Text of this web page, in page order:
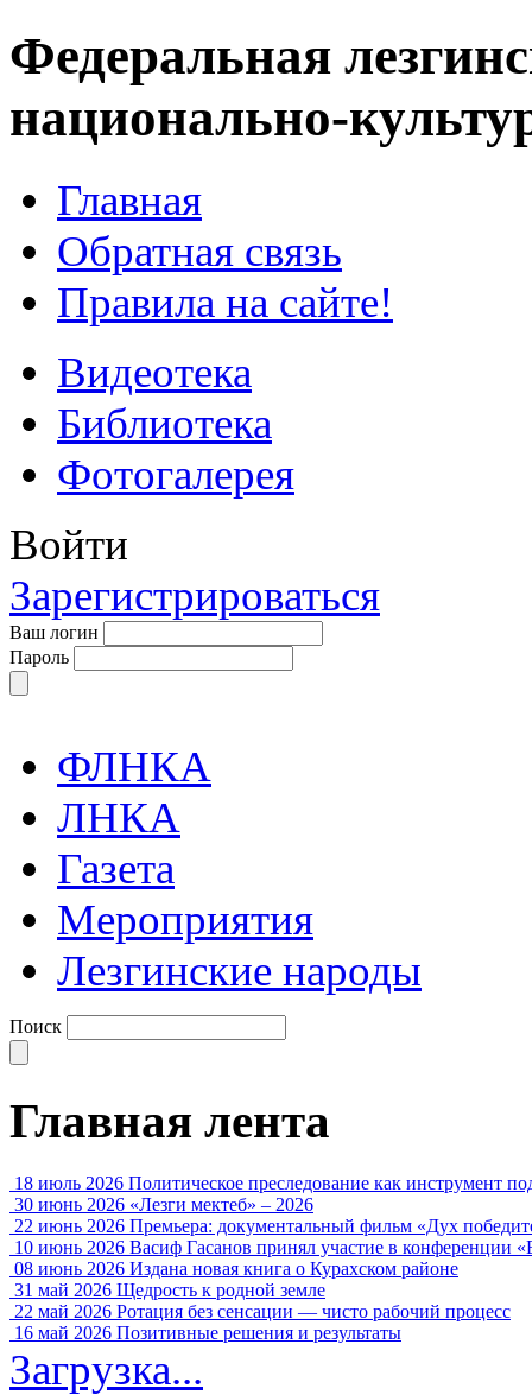
Федеральная
национально-
Главная
Обратная связь
Правила на сайте!
Видеотека
Библиотека
Фотогалерея
Войти
Зарегистрироваться
Ваш логин
Пароль
ФЛНКА
ЛНКА
Газета
Мероприятия
Лезгинские народы
Поиск
Главная лента
18 июль 2026 Политическое преследование как инструмент
30 июнь 2026 «Лезги мектеб» – 2026
22 июнь 2026 Премьера: документальный фильм «Дух
10 июнь 2026 Васиф Гасанов принял участие в конференции
08 июнь 2026 Издана новая книга о Курахском районе
31 май 2026 Щедрость к родной земле
22 май 2026 Ротация без сенсации — чисто рабочий процесс
16 май 2026 Позитивные решения и результаты
Загрузка...